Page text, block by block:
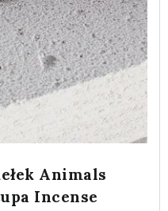
Animals
Incense